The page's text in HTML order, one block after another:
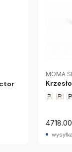
MOMA
4718.00